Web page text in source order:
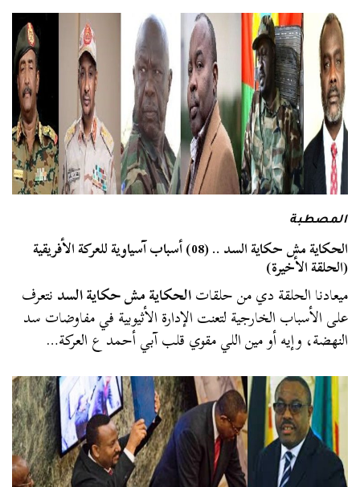
المصطبة
الحكاية مش حكاية السد .. (08) أسباب آسياوية للعركة الأفريقية
(الحلقة الأخيرة)
ميعادنا الحلقة دي من حلقاتالحكاية مش حكاية السدنتعرف
على الأسباب الخارجية لتعنت الإدارة الأثيوبية في مفاوضات سد
النهضة، وإيه أو مين اللي مقوي قلب آبي أحمد ع العركة…